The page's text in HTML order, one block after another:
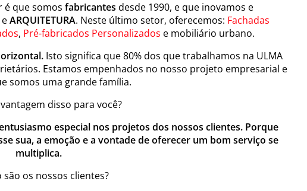
é que somos fabricantes desde 1990, e que inovamos e
eARQUITETURA. Neste último setor, oferecemos: Fachadas
, Pré-fabricados Personalizados e mobiliário urbano.
Isto significa que 80% dos que trabalhamos na ULMA
Estamos empenhados no nosso projeto empresarial e
somos uma grande família.
disso para você?
especial nos projetos dos nossos clientes. Porque
sua, a emoção e a vontade de oferecer um bom serviço se
multiplica.
são os nossos clientes?